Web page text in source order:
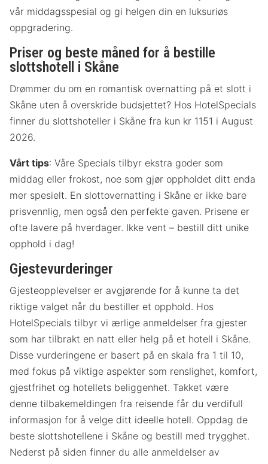
vår middagsspesial og gi helgen din en luksuriøs
oppgradering.
Priser og beste måned for å bestille
slottshotell i Skåne
Drømmer du om en romantisk overnatting på et slott i
Skåne uten å overskride budsjettet? Hos HotelSpecials
finner du slottshoteller i Skåne fra kun kr 1151 i August
2026.
Vårt tips: Våre Specials tilbyr ekstra goder som
middag eller frokost, noe som gjør oppholdet ditt enda
mer spesielt. En slottovernatting i Skåne er ikke bare
prisvennlig, men også den perfekte gaven. Prisene er
ofte lavere på hverdager. Ikke vent – bestill ditt unike
opphold i dag!
Gjestevurderinger
Gjesteopplevelser er avgjørende for å kunne ta det
riktige valget når du bestiller et opphold. Hos
HotelSpecials tilbyr vi ærlige anmeldelser fra gjester
som har tilbrakt en natt eller helg på et hotell i Skåne.
Disse vurderingene er basert på en skala fra 1 til 10,
med fokus på viktige aspekter som renslighet, komfort,
gjestfrihet og hotellets beliggenhet. Takket være
denne tilbakemeldingen fra reisende får du verdifull
informasjon for å velge ditt ideelle hotell. Oppdag de
beste slottshotellene i Skåne og bestill med trygghet.
Nederst på siden finner du alle anmeldelser av